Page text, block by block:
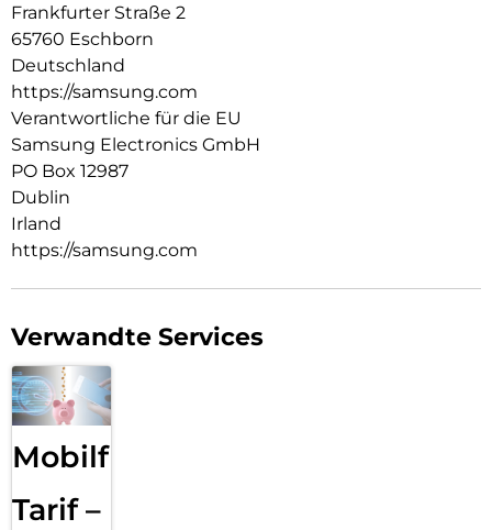
Frankfurter Straße 2
65760 Eschborn
Deutschland
https://samsung.com
Verantwortliche für die EU
Samsung Electronics GmbH
PO Box 12987
Dublin
Irland
https://samsung.com
Verwandte Services
Mobilfunk
Tarif –